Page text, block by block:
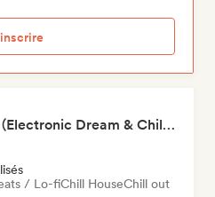
Aaron Decay (Electronic Dream & Chill Electronic Dream playlists)
/ Lo-fiChill HouseChill out